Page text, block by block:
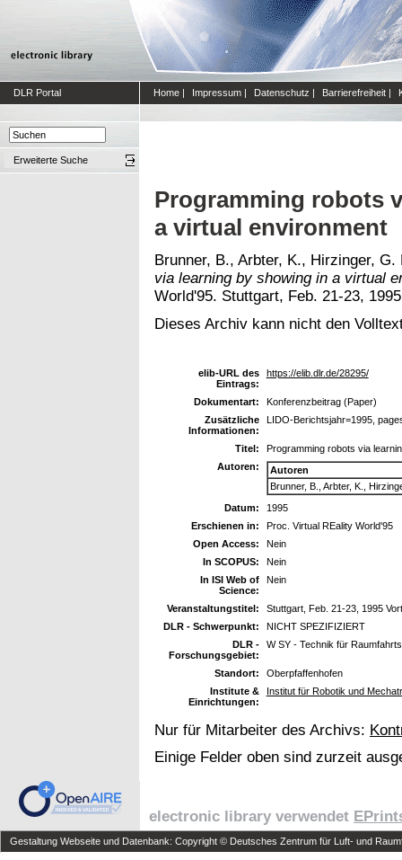
DLR Portal Home | Impressum | Datenschutz | Barrierefreiheit |
Erweiterte Suche
Programming robots
a virtual environment
Brunner, B., Arbter, K., Hirzinger,
via learning by showing in a virtual
World'95. Stuttgart, Feb. 21-23,
Dieses Archiv kann nicht den
elib-URL des
Eintrags:
https://elib.dlr.de/28295/
Dokumentart:
Konferenzbeitrag (Paper)
Zusätzliche
Informationen:
LIDO-Berichtsjahr=1995,
Titel:
Programming robots via
Autoren:
Autoren
Brunner, B., Arbter, K.,
Datum:
1995
Erschienen in:
Proc. Virtual REality World'95
Open Access:
Nein
In SCOPUS:
Nein
In ISI Web of
Science:
Nein
Veranstaltungstitel:
Stuttgart, Feb. 21-23, 1995
DLR - Schwerpunkt:
NICHT SPEZIFIZIERT
DLR -
Forschungsgebiet:
W SY - Technik für
Standort:
Oberpfaffenhofen
Institute &
Einrichtungen:
Institut für Robotik und
Nur für Mitarbeiter des Archivs:
Einige Felder oben sind zurzeit
electronic library verwendet
Gestaltung Webseite und Datenbank: Copyright © Deutsches Zentrum für Luft- und